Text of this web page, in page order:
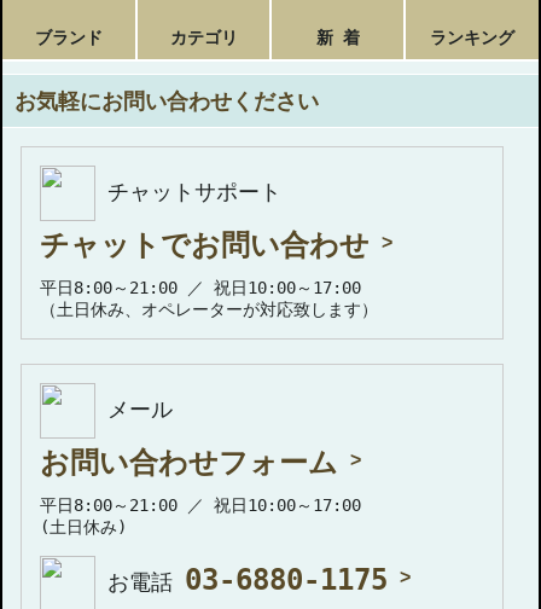
ブランド カテゴリ 新 着 ランキング
お気軽にお問い合わせください
チャットサポート
チャットでお問い合わせ
平日8:00～21:00 ／ 祝日10:00～17:00
（土日休み、オペレーターが対応致します）
メール
お問い合わせフォーム
平日8:00～21:00 ／ 祝日10:00～17:00
(土日休み)
お電話 03-6880-1175